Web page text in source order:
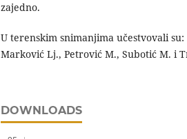
zajedno.
U terenskim snimanjima učestvovali su:
Marković Lj., Petrović M., Subotić M. i
DOWNLOADS